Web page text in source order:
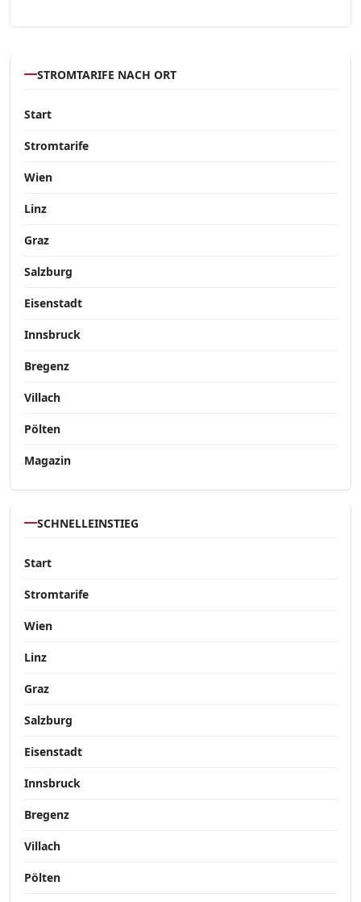
STROMTARIFE NACH ORT
Start
Stromtarife
Wien
Linz
Graz
Salzburg
Eisenstadt
Innsbruck
Bregenz
Villach
Pölten
Magazin
SCHNELLEINSTIEG
Start
Stromtarife
Wien
Linz
Graz
Salzburg
Eisenstadt
Innsbruck
Bregenz
Villach
Pölten